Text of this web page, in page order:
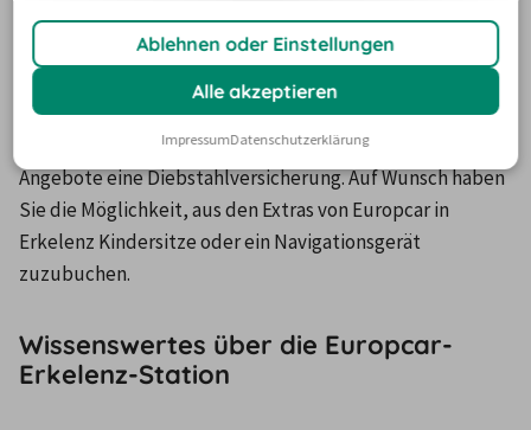
allen Mitfahrern und Gepäckstücken genügend Platz zu
gewähren. Jede einzelne Offerte von Europcar in Erkelenz
inkludiert einen Vollkaskoschutz mit Selbstbeteiligung,
die Sie jedoch ausschließen können, indem Sie eine
Zusatzgebühr entrichten. Zudem enthalten sämtliche
Angebote eine Diebstahlversicherung. Auf Wunsch haben
Sie die Möglichkeit, aus den Extras von Europcar in
Erkelenz Kindersitze oder ein Navigationsgerät
zuzubuchen.
Wissenswertes über die Europcar-
Erkelenz-Station
Ablehnen oder Einstellungen
Alle akzeptieren
ImpressumDatenschutzerklärung